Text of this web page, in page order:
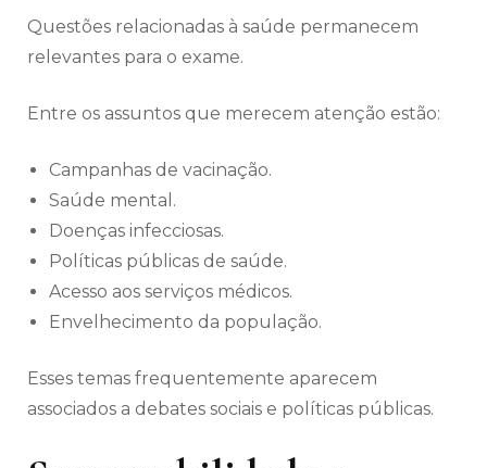
Questões relacionadas à saúde permanecem
relevantes para o exame.
Entre os assuntos que merecem atenção estão:
Campanhas de vacinação.
Saúde mental.
Doenças infecciosas.
Políticas públicas de saúde.
Acesso aos serviços médicos.
Envelhecimento da população.
Esses temas frequentemente aparecem
associados a debates sociais e políticas públicas.